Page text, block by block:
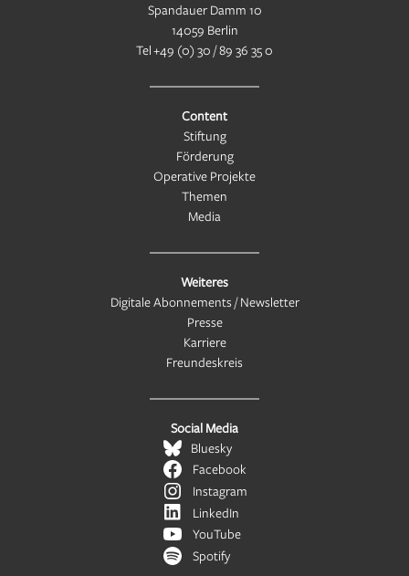
Spandauer Damm 10
14059 Berlin
Tel+49 (0) 30 / 89 36 35 0
Content
Stiftung
Förderung
Operative Projekte
Themen
Media
Weiteres
Digitale Abonnements / Newsletter
Presse
Karriere
Freundeskreis
Social Media
Bluesky
Facebook
Instagram
LinkedIn
YouTube
Spotify